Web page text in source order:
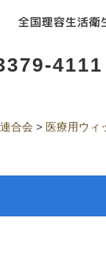
4111
合会 > 医療用ウィ